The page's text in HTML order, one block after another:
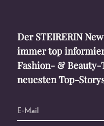
Der STEIRERIN
immer top
Fashion- &
neuesten Top-